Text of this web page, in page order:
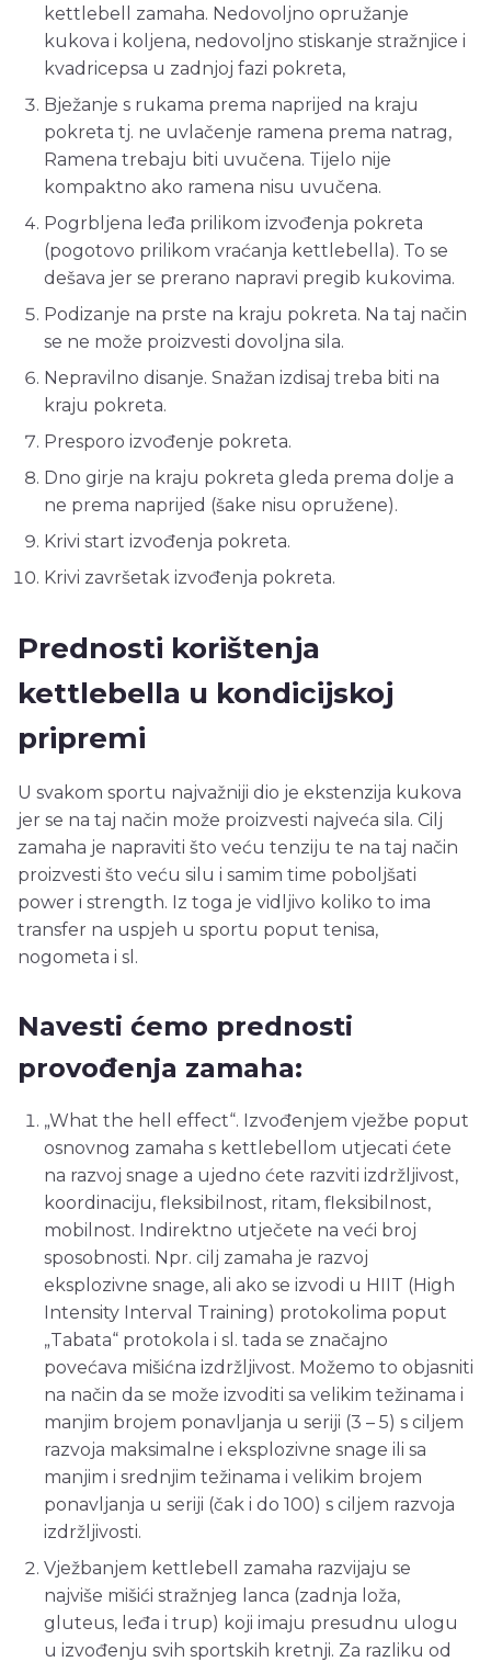
kettlebell zamaha. Nedovoljno opružanje
kukova i koljena, nedovoljno stiskanje stražnjice i
kvadricepsa u zadnjoj fazi pokreta,
Bježanje s rukama prema naprijed na kraju
pokreta tj. ne uvlačenje ramena prema natrag,
Ramena trebaju biti uvučena. Tijelo nije
kompaktno ako ramena nisu uvučena.
Pogrbljena leđa prilikom izvođenja pokreta
(pogotovo prilikom vraćanja kettlebella). To se
dešava jer se prerano napravi pregib kukovima.
Podizanje na prste na kraju pokreta. Na taj način
se ne može proizvesti dovoljna sila.
Nepravilno disanje. Snažan izdisaj treba biti na
kraju pokreta.
Presporo izvođenje pokreta.
Dno girje na kraju pokreta gleda prema dolje a
ne prema naprijed (šake nisu opružene).
Krivi start izvođenja pokreta.
Krivi završetak izvođenja pokreta.
Prednosti korištenja
kettlebella u kondicijskoj
pripremi
U svakom sportu najvažniji dio je ekstenzija kukova
jer se na taj način može proizvesti najveća sila. Cilj
zamaha je napraviti što veću tenziju te na taj način
proizvesti što veću silu i samim time poboljšati
power i strength. Iz toga je vidljivo koliko to ima
transfer na uspjeh u sportu poput tenisa,
nogometa i sl.
Navesti ćemo prednosti
provođenja zamaha:
„What the hell effect“. Izvođenjem vježbe poput
osnovnog zamaha s kettlebellom utjecati ćete
na razvoj snage a ujedno ćete razviti izdržljivost,
koordinaciju, fleksibilnost, ritam, fleksibilnost,
mobilnost. Indirektno utječete na veći broj
sposobnosti. Npr. cilj zamaha je razvoj
eksplozivne snage, ali ako se izvodi u HIIT (High
Intensity Interval Training) protokolima poput
„Tabata“ protokola i sl. tada se značajno
povećava mišićna izdržljivost. Možemo to objasniti
na način da se može izvoditi sa velikim težinama i
manjim brojem ponavljanja u seriji (3 – 5) s ciljem
razvoja maksimalne i eksplozivne snage ili sa
manjim i srednjim težinama i velikim brojem
ponavljanja u seriji (čak i do 100) s ciljem razvoja
izdržljivosti.
Vježbanjem kettlebell zamaha razvijaju se
najviše mišići stražnjeg lanca (zadnja loža,
gluteus, leđa i trup) koji imaju presudnu ulogu
u izvođenju svih sportskih kretnji. Za razliku od